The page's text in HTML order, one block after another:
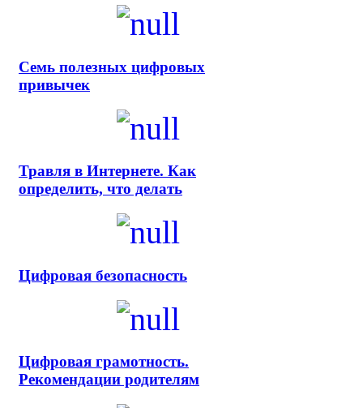
Семь полезных цифровых
привычек
Травля в Интернете. Как
определить, что делать
Цифровая безопасность
Цифровая грамотность.
Рекомендации родителям